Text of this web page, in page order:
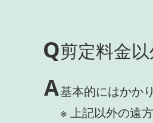
Q剪定料金
A基本的にはかか
※ 上記以外の遠